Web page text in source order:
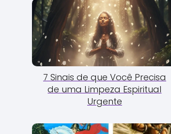
7 Sinais de que Você Precisa
de uma Limpeza Espiritual
Urgente